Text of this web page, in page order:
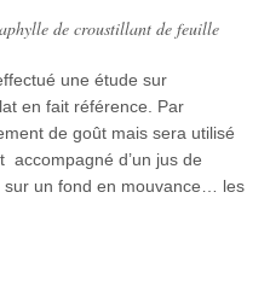
de croustillant de feuille
une étude sur
en fait référence. Par
de goût mais sera utilisé
accompagné d’un jus de
sur un fond en mouvance… les